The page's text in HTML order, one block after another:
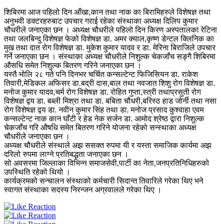
शिबिरमा आज पहिलो दिन आँखा,कान तथा नाक का बिरामिहरुले विशेषज्ञ तथा
अनुभवी डक्टरहरुबाट उपचार गराई रहेका संस्थाका अध्यक्ष दिलिप कुमार
चौधरीले जनाएका छन । अध्यक्ष चौधरीले पहिलो दिन किरण अस्पतालका रेटिना
तथा जलबिन्दु विशेषज्ञ फेको विशेषज्ञ डा. अमर क्याल,कृष्ण डेन्टल क्लिनिक का
मुख तथा दात रोग विशेषज्ञ डा. मुकेश कुमार यादव र डा. मेरिना बिराजिले उपचार
गर्ने जनाएका छन । संस्थाका अध्यक्ष चौधरीले निशुल्क चेकजाँच सङ्गै शिबिरमा
औसधि समेत निशुल्क बितरण गरिने जनाएका छन ।
यस्तै भोलि २८ गते पनि दिनभर चर्चित कन्सल्टेन्ट फिजिसियन डा. राकेश
तिवारी,मेडिकल अफिसर डा.बद्री दास,बाल तथा नवजात शिशु रोग विशेषज्ञ डा.
मनोज कुमार यादव,चर्म रोग विशेषज्ञ डा. रोहित गुप्ता,स्त्री तथाप्रसुती रोग
विशेषज्ञ द्वय डा. बब्ली मिश्रा तथा डा. बबिता चौधरी,बरिस्ठ हाड जोर्नी तथा नसा
रोग विशेषज्ञ द्वय डा. नवीन कुमार सिंह तथा डा. मनोज प्रसाद कुश्वाहा एवम
कन्सल्टेन्ट नाक कान घाँटी र हेड नेक सर्जन डा. आमोद श्रेष्ठ द्वारा निशुल्क
चेकजाँच गरि औषधि समेत बितरण गरिने योजना रहेको सन्स्थाका अध्यक्ष
चौधरीले जनाएका छन ।
अध्यक्ष चौधरीले संस्थाले अझ ससक्त रुपमा यी र यस्ता समाजिक कार्यमा अझ
दरिलो रुपमा लाग्ने प्रतिबद्धता जनाएका छन ।
सो अवसरमा जिल्लाका विभिन्न समाजसेवी,पार्टी का नेता,जनप्रतिनिधिहरुको
उपस्थिति रहेको थियो ।
कार्यक्रमको सन्चालन संस्थाको कर्मचारी सिदान्त तिवारिले गरेका थिए भने
स्वागत संस्थाका सदस्य निरन्जन अग्रवालले गरेका थिए ।